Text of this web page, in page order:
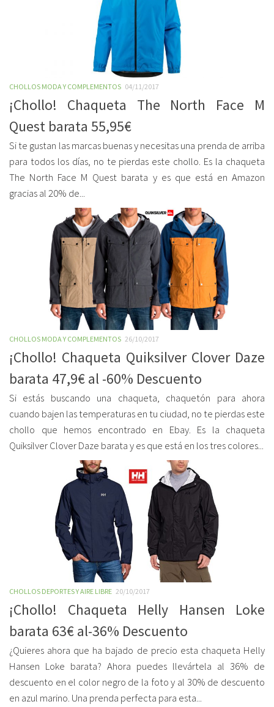
CHOLLOS MODA Y COMPLEMENTOS 04/11/2017
¡Chollo! Chaqueta The North Face M
Quest barata 55,95€
Si te gustan las marcas buenas y necesitas una prenda de arriba
para todos los días, no te pierdas este chollo. Es la chaqueta
The North Face M Quest barata y es que está en Amazon
gracias al 20% de...
CHOLLOS MODA Y COMPLEMENTOS 26/10/2017
¡Chollo! Chaqueta Quiksilver Clover Daze
barata 47,9€ al -60% Descuento
Si estás buscando una chaqueta, chaquetón para ahora
cuando bajen las temperaturas en tu ciudad, no te pierdas este
chollo que hemos encontrado en Ebay. Es la chaqueta
Quiksilver Clover Daze barata y es que está en los tres colores...
CHOLLOS DEPORTES Y AIRE LIBRE 20/10/2017
¡Chollo! Chaqueta Helly Hansen Loke
barata 63€ al-36% Descuento
¿Quieres ahora que ha bajado de precio esta chaqueta Helly
Hansen Loke barata? Ahora puedes llevártela al 36% de
descuento en el color negro de la foto y al 30% de descuento
en azul marino. Una prenda perfecta para esta...